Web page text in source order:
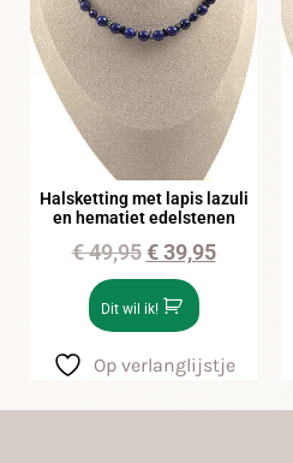
Halsketting met lapis lazuli
en hematiet edelstenen
€49,95 €39,95
Dit wil ik!
Op verlanglijstje